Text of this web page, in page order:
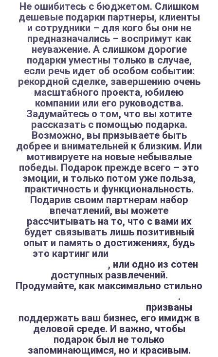
Не ошибитесь с бюджетом. Слишком
дешевые подарки партнеры, клиенты
и сотрудники – для кого бы они не
предназначались – воспримут как
неуважение. А слишком дорогие
подарки уместны только в случае,
если речь идет об особом событии:
рекордной сделке, завершению очень
масштабного проекта, юбилею
компании или его руководства.
Задумайтесь о том, что вы хотите
рассказать с помощью подарка.
Возможно, вы призываете быть
добрее и внимательней к близким. Или
мотивируете на новые небывалые
победы. Подарок прежде всего – это
эмоции, и только потом уже польза,
практичность и функциональность.
Подарив своим партнерам набор
впечатлений, вы можете
рассчитывать на то, что с вами их
будет связывать лишь позитивный
опыт и память о достижениях, будь
это картинг или
, или одно из сотен
доступных развлечений.
Продумайте, как максимально стильно
.
призваны
поддержать ваш бизнес, его имидж в
деловой среде. И важно, чтобы
подарок был не только
запоминающимся, но и красивым.